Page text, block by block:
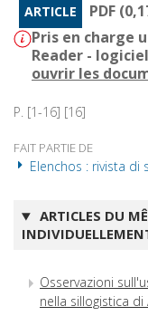
ARTICLE
PDF
Pris en charge
Reader -
ouvrir les
P. [1-16] [16]
FAIT PARTIE DE
Elenchos : rivista di
ARTICLES DU
Osservazioni
nella sillogistica di